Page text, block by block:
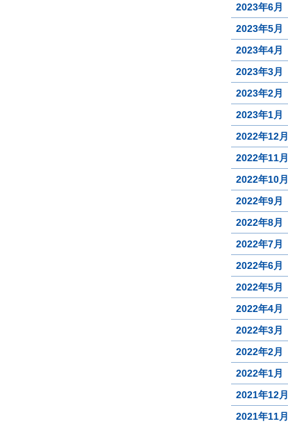
2023年6月
2023年5月
2023年4月
2023年3月
2023年2月
2023年1月
2022年12月
2022年11月
2022年10月
2022年9月
2022年8月
2022年7月
2022年6月
2022年5月
2022年4月
2022年3月
2022年2月
2022年1月
2021年12月
2021年11月